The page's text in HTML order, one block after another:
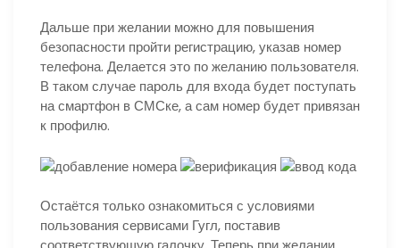
Дальше при желании можно для повышения
безопасности пройти регистрацию, указав номер
телефона. Делается это по желанию пользователя.
В таком случае пароль для входа будет поступать
на смартфон в СМСке, а сам номер будет привязан
к профилю.
Остаётся только ознакомиться с условиями
пользования сервисами Гугл, поставив